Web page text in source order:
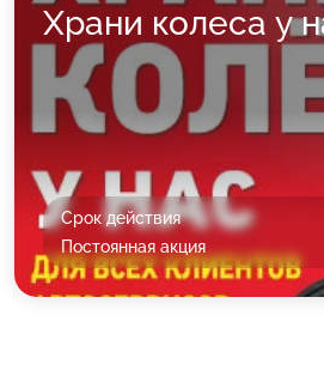
Храни колеса у
Срок действия
Постоянная акция